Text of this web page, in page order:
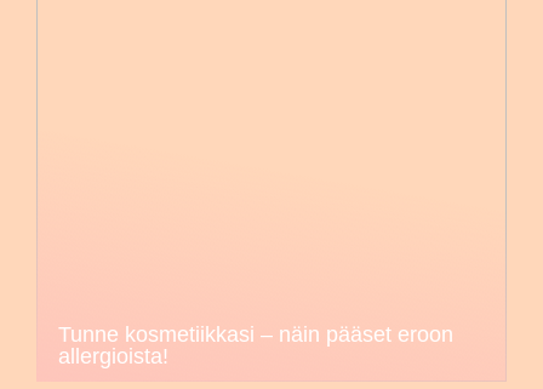
Tunne kosmetiikkasi – näin pääset eroon
allergioista!